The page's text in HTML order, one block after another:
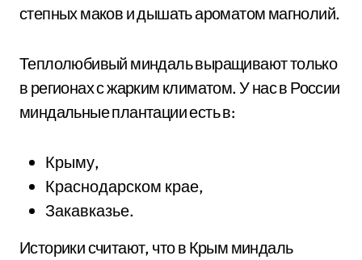
степных маков и дышать ароматом магнолий.
Теплолюбивый миндаль выращивают только
в регионах с жарким климатом. У нас в России
миндальные плантации есть в:
Крыму,
Краснодарском крае,
Закавказье.
Историки считают, что в Крым миндаль